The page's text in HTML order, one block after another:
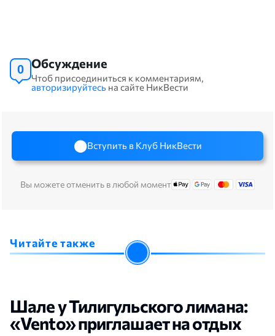
0 Обсуждение
Чтоб присоединиться к комментариям,
авторизируйтесь на сайте НикВести
Вступить в Клуб НикВести
Вы можете отменить в любой момент
Читайте также
Шале у Тилигульского лимана:
«Vento» приглашает на отдых